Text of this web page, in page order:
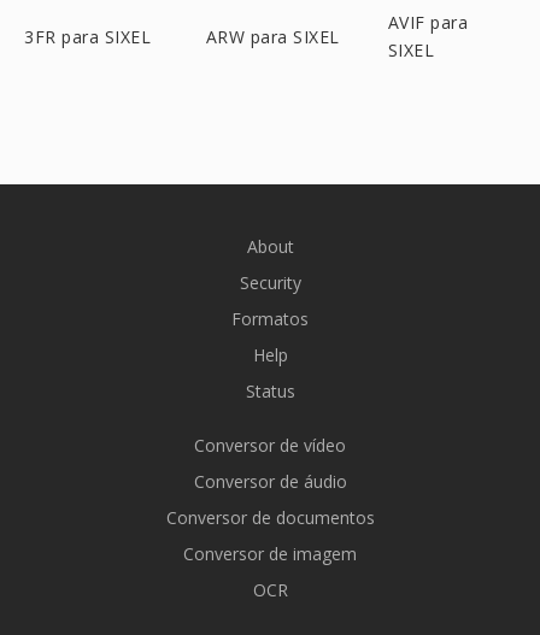
3FR para SIXEL ARW para SIXEL
AVIF para
SIXEL
About
Security
Formatos
Help
Status
Conversor de vídeo
Conversor de áudio
Conversor de documentos
Conversor de imagem
OCR